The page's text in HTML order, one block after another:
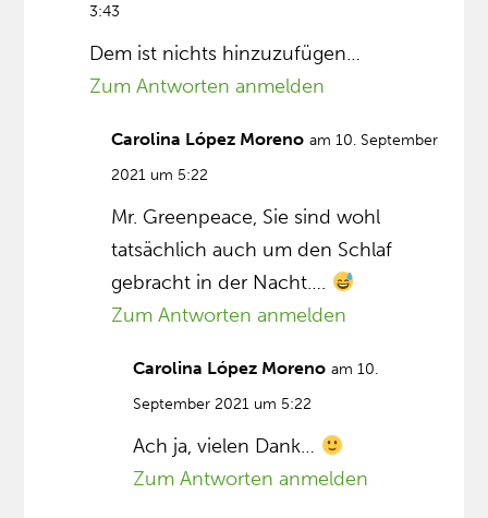
3:43
Dem ist nichts hinzuzufügen…
Zum Antworten anmelden
Carolina López Moreno am 10. September
2021 um 5:22
Mr. Greenpeace, Sie sind wohl
tatsächlich auch um den Schlaf
gebracht in der Nacht….
Zum Antworten anmelden
Carolina López Moreno am 10.
September 2021 um 5:22
Ach ja, vielen Dank…
Zum Antworten anmelden